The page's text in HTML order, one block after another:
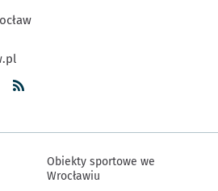
Obiekty sportowe we
Wrocławiu